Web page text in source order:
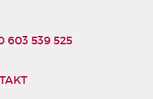
603 539 525